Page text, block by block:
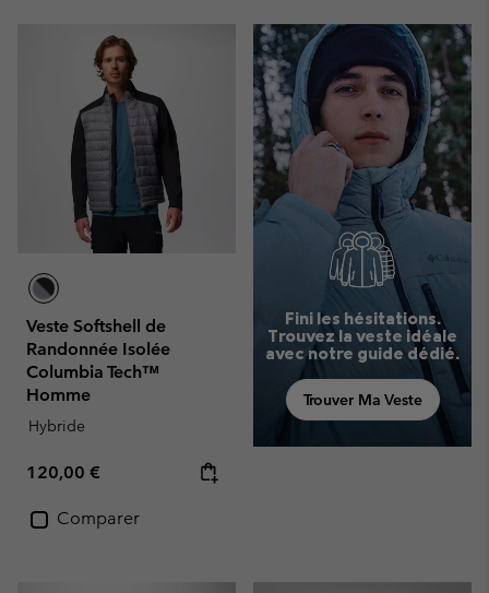
Veste Softshell de
Randonnée Isolée
Columbia Tech™
Homme
Hybride
Regular price:
120,00 €
Comparer
Fini les hésitations.
Trouvez la veste idéale
avec notre guide dédié.
Trouver Ma Veste